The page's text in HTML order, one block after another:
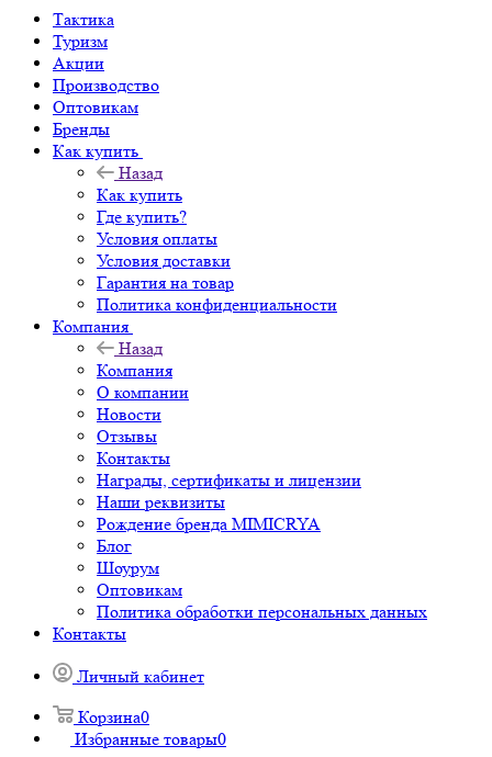
Тактика
Туризм
Акции
Производство
Оптовикам
Бренды
Как купить
Назад
Как купить
Где купить?
Условия оплаты
Условия доставки
Гарантия на товар
Политика конфиденциальности
Компания
Назад
Компания
О компании
Новости
Отзывы
Контакты
Награды, сертификаты и лицензии
Наши реквизиты
Рождение бренда MIMICRYA
Блог
Шоурум
Оптовикам
Политика обработки персональных данных
Контакты
Личный кабинет
Корзина0
Избранные товары0